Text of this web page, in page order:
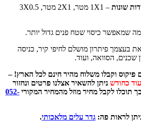
שונות
– 1X1 מטר, 2X1 מטר, 3X0.5
מה שמאפשר כיסוי שטח פנים גדול יותר.
בעצמך פיתרון מושלם לחיפי קיר, כניסה
שכנים, הסוואה, ועוד.
פיקוס וקבלו משלוח מהיר חינם לכל הארץ! –
כחודש ניתן להשאיר אצלנו פרטים ונחזור
תוכלו לקבל מחיר מוזל מהמחיר המקורי 052-
לראות פה: גדר עלים מלאכותי.